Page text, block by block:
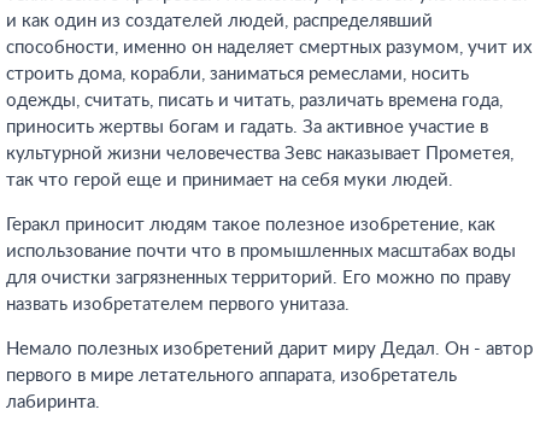
и как один из создателей людей, распределявший
способности, именно он наделяет смертных разумом, учит их
строить дома, корабли, заниматься ремеслами, носить
одежды, считать, писать и читать, различать времена года,
приносить жертвы богам и гадать. За активное участие в
культурной жизни человечества Зевс наказывает Прометея,
так что герой еще и принимает на себя муки людей.
Геракл приносит людям такое полезное изобретение, как
использование почти что в промышленных масштабах воды
для очистки загрязненных территорий. Его можно по праву
назвать изобретателем первого унитаза.
Немало полезных изобретений дарит миру Дедал. Он - автор
первого в мире летательного аппарата, изобретатель
лабиринта.